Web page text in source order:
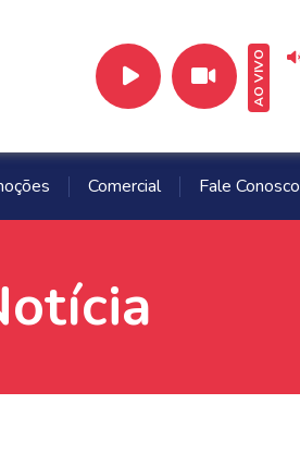
AO VIVO
Comercial Fale Conosco